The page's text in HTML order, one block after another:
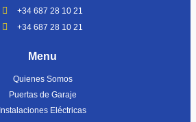
+34 687 28 10 21
+34 687 28 10 21
Menu
Quienes Somos
Puertas de Garaje
Instalaciones Eléctricas